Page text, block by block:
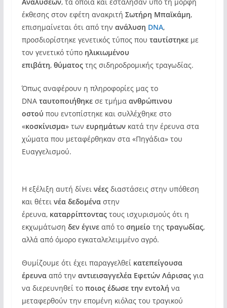
έκθεσης στον εφέτη ανακριτή Σωτήρη Μπαϊκάμη,
επισημαίνεται ότι από την ανάλυση DNA,
προσδιορίστηκε γενετικός τύπος που ταυτίστηκεμε
τον γενετικό τύπο ηλικιωμένου
επιβάτη, θύματοςτης σιδηροδρομικής τραγωδίας.
Όπως αναφέρουν η πληροφορίες μας το
DNA ταυτοποιήθηκεσε τμήμα ανθρώπινου
οστού που εντοπίστηκε και συλλέχθηκε στο
«κοσκίνισμα» των ευρημάτωνκατά την έρευνα στα
χώματα που μεταφέρθηκαν στα «Πηγάδια» του
Ευαγγελισμού.
Η εξέλιξη αυτή δίνει νέεςδιαστάσεις στην υπόθεση
και θέτει νέα δεδομέναστην
έρευνα, καταρρίπτονταςτους ισχυρισμούς ότι η
εκχωμάτωση δεν έγινεαπό το σημείο της τραγωδίας,
αλλά από όμορο εγκαταλελειμμένο αγρό.
Θυμίζουμε ότι έχει παραγγελθεί κατεπείγουσα
έρευνααπό την αντιεισαγγελέα Εφετών Λάρισαςγια
να διερευνηθεί το ποιος έδωσε την εντολή να
μεταφερθούν την επομένη κιόλας του τραγικού